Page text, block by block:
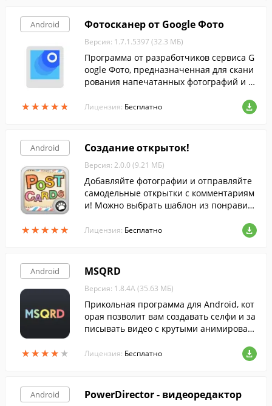
Android
★★★★★
★★★★★
Фотосканер от Google Фото
Версия: 1.7.1.5397 (32.3 МБ)
Программа от разработчиков сервиса G
oogle Фото, предназначенная для скани
рования напечатанных фотографий и и
тв.
Лицензия: Бесплатно
Android
★★★★★
★★★★★
Создание открыток!
Версия: 2.0.0 (9.21 МБ)
Добавляйте фотографии и отправляйте
самодельные открытки с комментариям
и! Можно выбрать шаблон из понравив
арий.
Лицензия: Бесплатно
Android
★★★★★
★★★★★
MSQRD
Версия: 1.8.4A (35.63 МБ)
Прикольная программа для Android, кот
орая позволит вам создавать селфи и за
писывать видео с крутыми анимирован
юбимые мессенджеры или постить в по
Лицензия: Бесплатно
Android PowerDirector - видеоредактор